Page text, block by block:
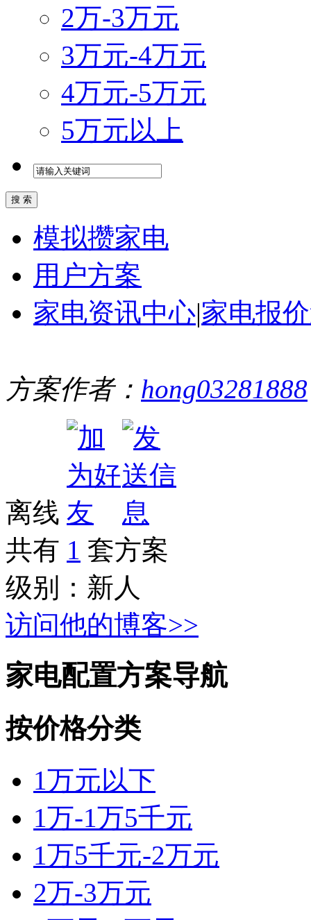
2万-3万元
3万元-4万元
4万元-5万元
5万元以上
模拟攒家电
用户方案
家电资讯中心|家电报
方案作者： hong03281888
离线
共有 1 套方案
级别： 新人
访问他的博客>>
家电配置方案导航
按价格分类
1万元以下
1万-1万5千元
1万5千元-2万元
2万-3万元